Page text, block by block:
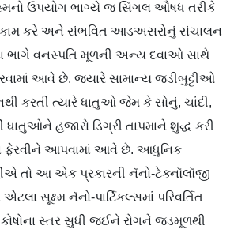
ઉપયોગ ભાગ્યે જ સિંગલ ઔષધ તરીકે
કામ કરે અને સંભવિત આડઅસરોનું સંચાલન
ભાગે વનસ્પતિ મૂળની અન્ય દવાઓ સાથે
આવે છે. જ્યારે સામાન્ય જડીબુટ્ટીઓ
કરતી ત્યારે ધાતુઓ જેમ કે સોનું, ચાંદી,
ધાતુઓને હજારો ડિગ્રી તાપમાને શુદ્ધ કરી
આપવામાં આવે છે. આધુનિક
તો આ એક પ્રકારની નૅનો-ટેક્નૉલૉજી
સૂક્ષ્મ નૅનો-પાર્ટિકલ્સમાં પરિવર્તિત
સ્તર સુધી જઈને રોગને જડમૂળથી